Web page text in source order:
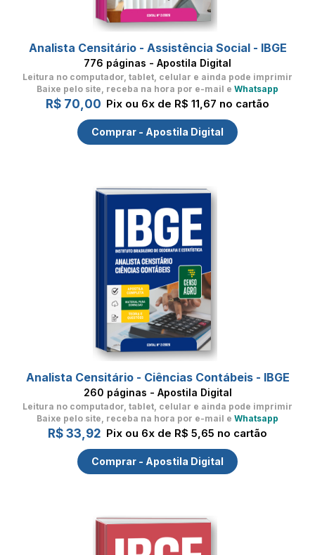
Analista Censitário - Assistência Social - IBGE
776 páginas - Apostila Digital
Leitura no computador, tablet, celular e ainda pode imprimir
Baixe pelo site, receba na hora por e-mail e Whatsapp
R$ 70,00 Pix ou 6x de R$ 11,67 no cartão
Comprar - Apostila Digital
Analista Censitário - Ciências Contábeis - IBGE
260 páginas - Apostila Digital
Leitura no computador, tablet, celular e ainda pode imprimir
Baixe pelo site, receba na hora por e-mail e Whatsapp
R$ 33,92 Pix ou 6x de R$ 5,65 no cartão
Comprar - Apostila Digital